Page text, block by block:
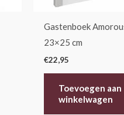
Gastenboek
23×25 cm
€22,95
Toevoegen aan
winkelwagen